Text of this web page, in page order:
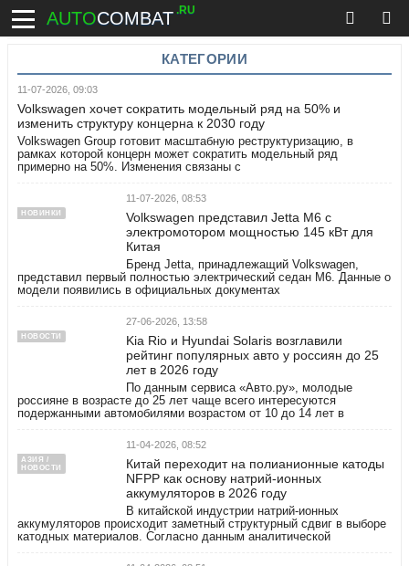
AUTOCOMBAT .RU
КАТЕГОРИИ
11-07-2026, 09:03
Volkswagen хочет сократить модельный ряд на 50% и
изменить структуру концерна к 2030 году
Volkswagen Group готовит масштабную реструктуризацию, в
рамках которой концерн может сократить модельный ряд
примерно на 50%. Изменения связаны с
НОВИНКИ
11-07-2026, 08:53
Volkswagen представил Jetta M6 с
электромотором мощностью 145 кВт для
Китая
Бренд Jetta, принадлежащий Volkswagen,
представил первый полностью электрический седан M6. Данные о
модели появились в официальных документах
НОВОСТИ
27-06-2026, 13:58
Kia Rio и Hyundai Solaris возглавили
рейтинг популярных авто у россиян до 25
лет в 2026 году
По данным сервиса «Авто.ру», молодые
россияне в возрасте до 25 лет чаще всего интересуются
подержанными автомобилями возрастом от 10 до 14 лет в
АЗИЯ /
НОВОСТИ
11-04-2026, 08:52
Китай переходит на полианионные катоды
NFPP как основу натрий-ионных
аккумуляторов в 2026 году
В китайской индустрии натрий-ионных
аккумуляторов происходит заметный структурный сдвиг в выборе
катодных материалов. Согласно данным аналитической